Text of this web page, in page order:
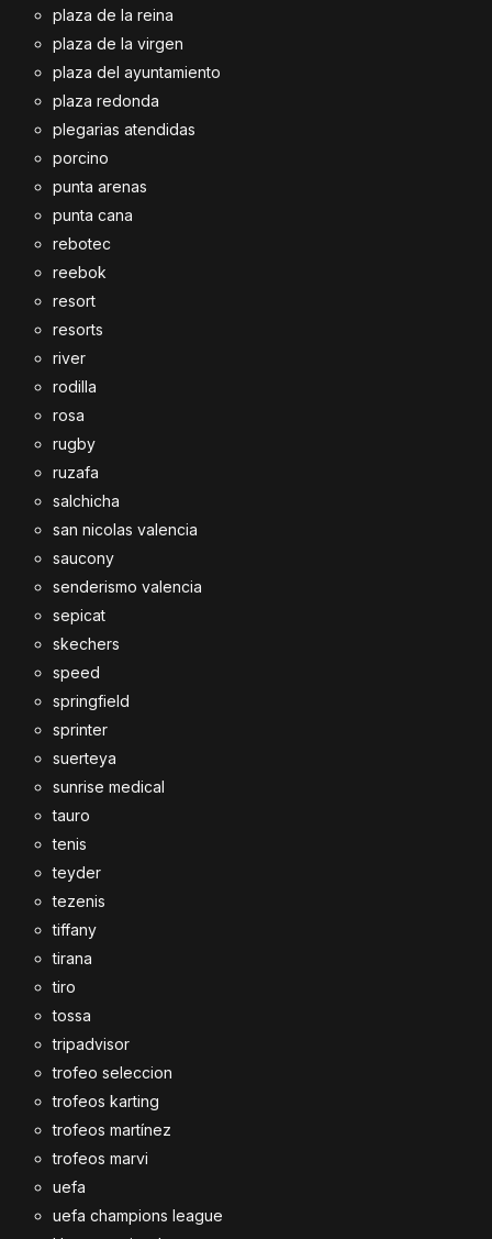
plaza de la reina
plaza de la virgen
plaza del ayuntamiento
plaza redonda
plegarias atendidas
porcino
punta arenas
punta cana
rebotec
reebok
resort
resorts
river
rodilla
rosa
rugby
ruzafa
salchicha
san nicolas valencia
saucony
senderismo valencia
sepicat
skechers
speed
springfield
sprinter
suerteya
sunrise medical
tauro
tenis
teyder
tezenis
tiffany
tirana
tiro
tossa
tripadvisor
trofeo seleccion
trofeos karting
trofeos martínez
trofeos marvi
uefa
uefa champions league